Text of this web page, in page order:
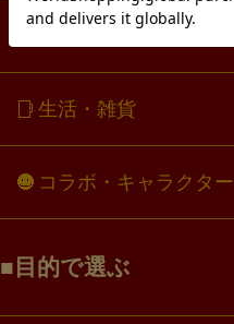
生活・雑貨
コラボ・キャラクター
目的で選ぶ